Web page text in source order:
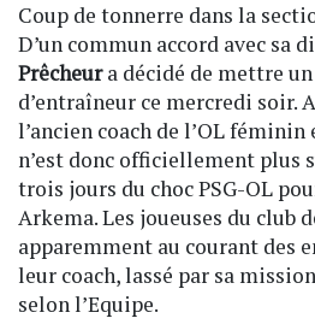
Coup de tonnerre dans la
D’un commun accord avec sa
Prêcheura décidé de mettre
d’entraîneur ce mercredi soir.
l’ancien coach de l’OL féminin
n’est donc officiellement plus
trois jours du choc PSG-OL
Arkema. Les joueuses du club
apparemment au courant des
leur coach, lassé par sa
selon l’Equipe.